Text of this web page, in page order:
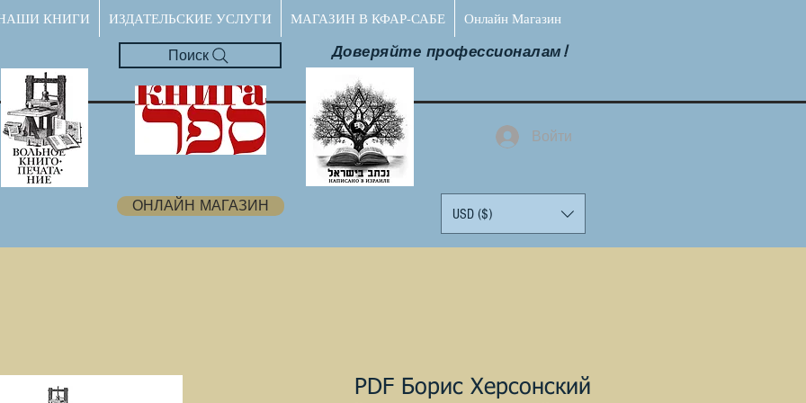
КНИГИ ИЗДАТЕЛЬСКИЕ УСЛУГИ МАГАЗИН В КФАР-САБЕ Онлайн Магазин
Доверяйте профессионалам!
Войти
Поиск
ОНЛАЙН МАГАЗИН USD ($)
PDF Борис Херсонский